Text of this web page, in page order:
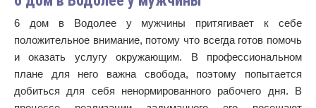
6 дом в Водолее у мужчины притягивает к себе
положительное внимание, потому что всегда готов помочь
и оказать услугу окружающим. В профессиональном
плане для него важна свобода, поэтому попытается
добиться для себя ненормированного рабочего дня. В